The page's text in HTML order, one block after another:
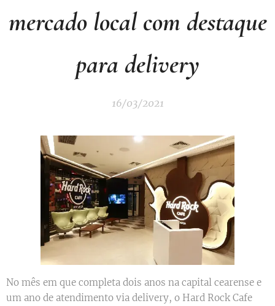
mercado local com destaque
para delivery
16/03/2021
No mês em que completa dois anos na capital cearense e
um ano de atendimento via delivery, o Hard Rock Cafe